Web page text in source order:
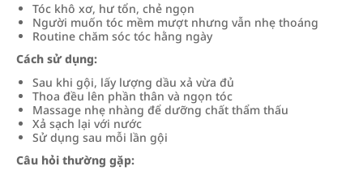
Tóc khô xơ, hư tổn, chẻ ngọn
Người muốn tóc mềm mượt nhưng vẫn nhẹ thoáng
Routine chăm sóc tóc hằng ngày
Cách sử dụng:
Sau khi gội, lấy lượng dầu xả vừa đủ
Thoa đều lên phần thân và ngọn tóc
Massage nhẹ nhàng để dưỡng chất thẩm thấu
Xả sạch lại với nước
Sử dụng sau mỗi lần gội
Câu hỏi thường gặp: